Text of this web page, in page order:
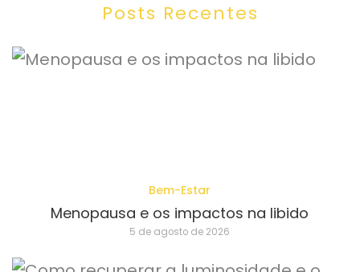
Posts Recentes
Bem-Estar
Menopausa e os impactos na libido
5 de agosto de 2026